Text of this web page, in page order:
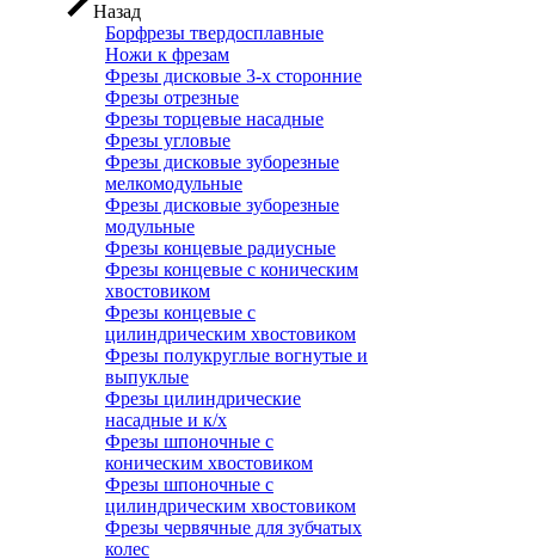
Назад
Борфрезы твердосплавные
Ножи к фрезам
Фрезы дисковые 3-х сторонние
Фрезы отрезные
Фрезы торцевые насадные
Фрезы угловые
Фрезы дисковые зуборезные
мелкомодульные
Фрезы дисковые зуборезные
модульные
Фрезы концевые радиусные
Фрезы концевые с коническим
хвостовиком
Фрезы концевые с
цилиндрическим хвостовиком
Фрезы полукруглые вогнутые и
выпуклые
Фрезы цилиндрические
насадные и к/х
Фрезы шпоночные с
коническим хвостовиком
Фрезы шпоночные с
цилиндрическим хвостовиком
Фрезы червячные для зубчатых
колес